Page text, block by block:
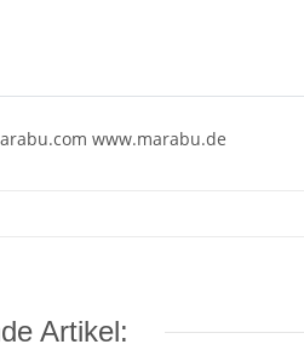
www.marabu.de
Artikel: